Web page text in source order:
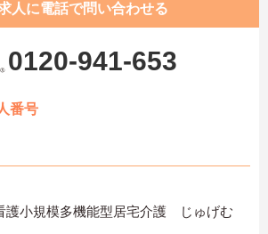
人に電話で問い合わせる
0120-941-653
番号
護小規模多機能型居宅介護 じゅげむ